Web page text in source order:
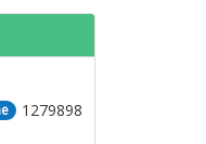
1279898